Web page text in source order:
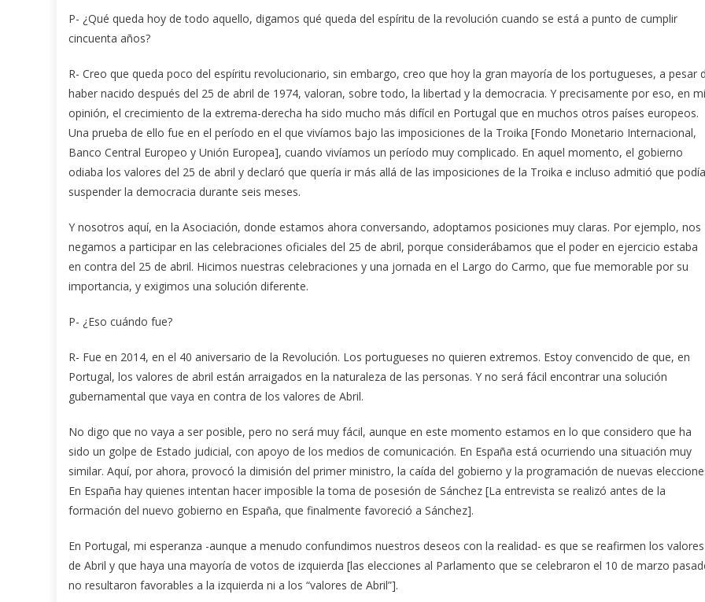
P- ¿Qué queda hoy de todo aquello, digamos qué queda del espíritu de la revolución cuando se está a punto de cumplir
cincuenta años?
R- Creo que queda poco del espíritu revolucionario, sin embargo, creo que hoy la gran mayoría de los portugueses, a pesar
haber nacido después del 25 de abril de 1974, valoran, sobre todo, la libertad y la democracia. Y precisamente por eso, en mi
opinión, el crecimiento de la extrema-derecha ha sido mucho más difícil en Portugal que en muchos otros países europeos.
Una prueba de ello fue en el período en el que vivíamos bajo las imposiciones de la Troika [Fondo Monetario Internacional,
Banco Central Europeo y Unión Europea], cuando vivíamos un período muy complicado. En aquel momento, el gobierno
odiaba los valores del 25 de abril y declaró que quería ir más allá de las imposiciones de la Troika e incluso admitió que podía
suspender la democracia durante seis meses.
Y nosotros aquí, en la Asociación, donde estamos ahora conversando, adoptamos posiciones muy claras. Por ejemplo, nos
negamos a participar en las celebraciones oficiales del 25 de abril, porque considerábamos que el poder en ejercicio estaba
en contra del 25 de abril. Hicimos nuestras celebraciones y una jornada en el Largo do Carmo, que fue memorable por su
importancia, y exigimos una solución diferente.
P- ¿Eso cuándo fue?
R- Fue en 2014, en el 40 aniversario de la Revolución. Los portugueses no quieren extremos. Estoy convencido de que, en
Portugal, los valores de abril están arraigados en la naturaleza de las personas. Y no será fácil encontrar una solución
gubernamental que vaya en contra de los valores de Abril.
No digo que no vaya a ser posible, pero no será muy fácil, aunque en este momento estamos en lo que considero que ha
sido un golpe de Estado judicial, con apoyo de los medios de comunicación. En España está ocurriendo una situación muy
similar. Aquí, por ahora, provocó la dimisión del primer ministro, la caída del gobierno y la programación de nuevas
En España hay quienes intentan hacer imposible la toma de posesión de Sánchez [La entrevista se realizó antes de la
formación del nuevo gobierno en España, que finalmente favoreció a Sánchez].
En Portugal, mi esperanza -aunque a menudo confundimos nuestros deseos con la realidad- es que se reafirmen los valores
de Abril y que haya una mayoría de votos de izquierda [las elecciones al Parlamento que se celebraron el 10 de marzo
no resultaron favorables a la izquierda ni a los “valores de Abril”].